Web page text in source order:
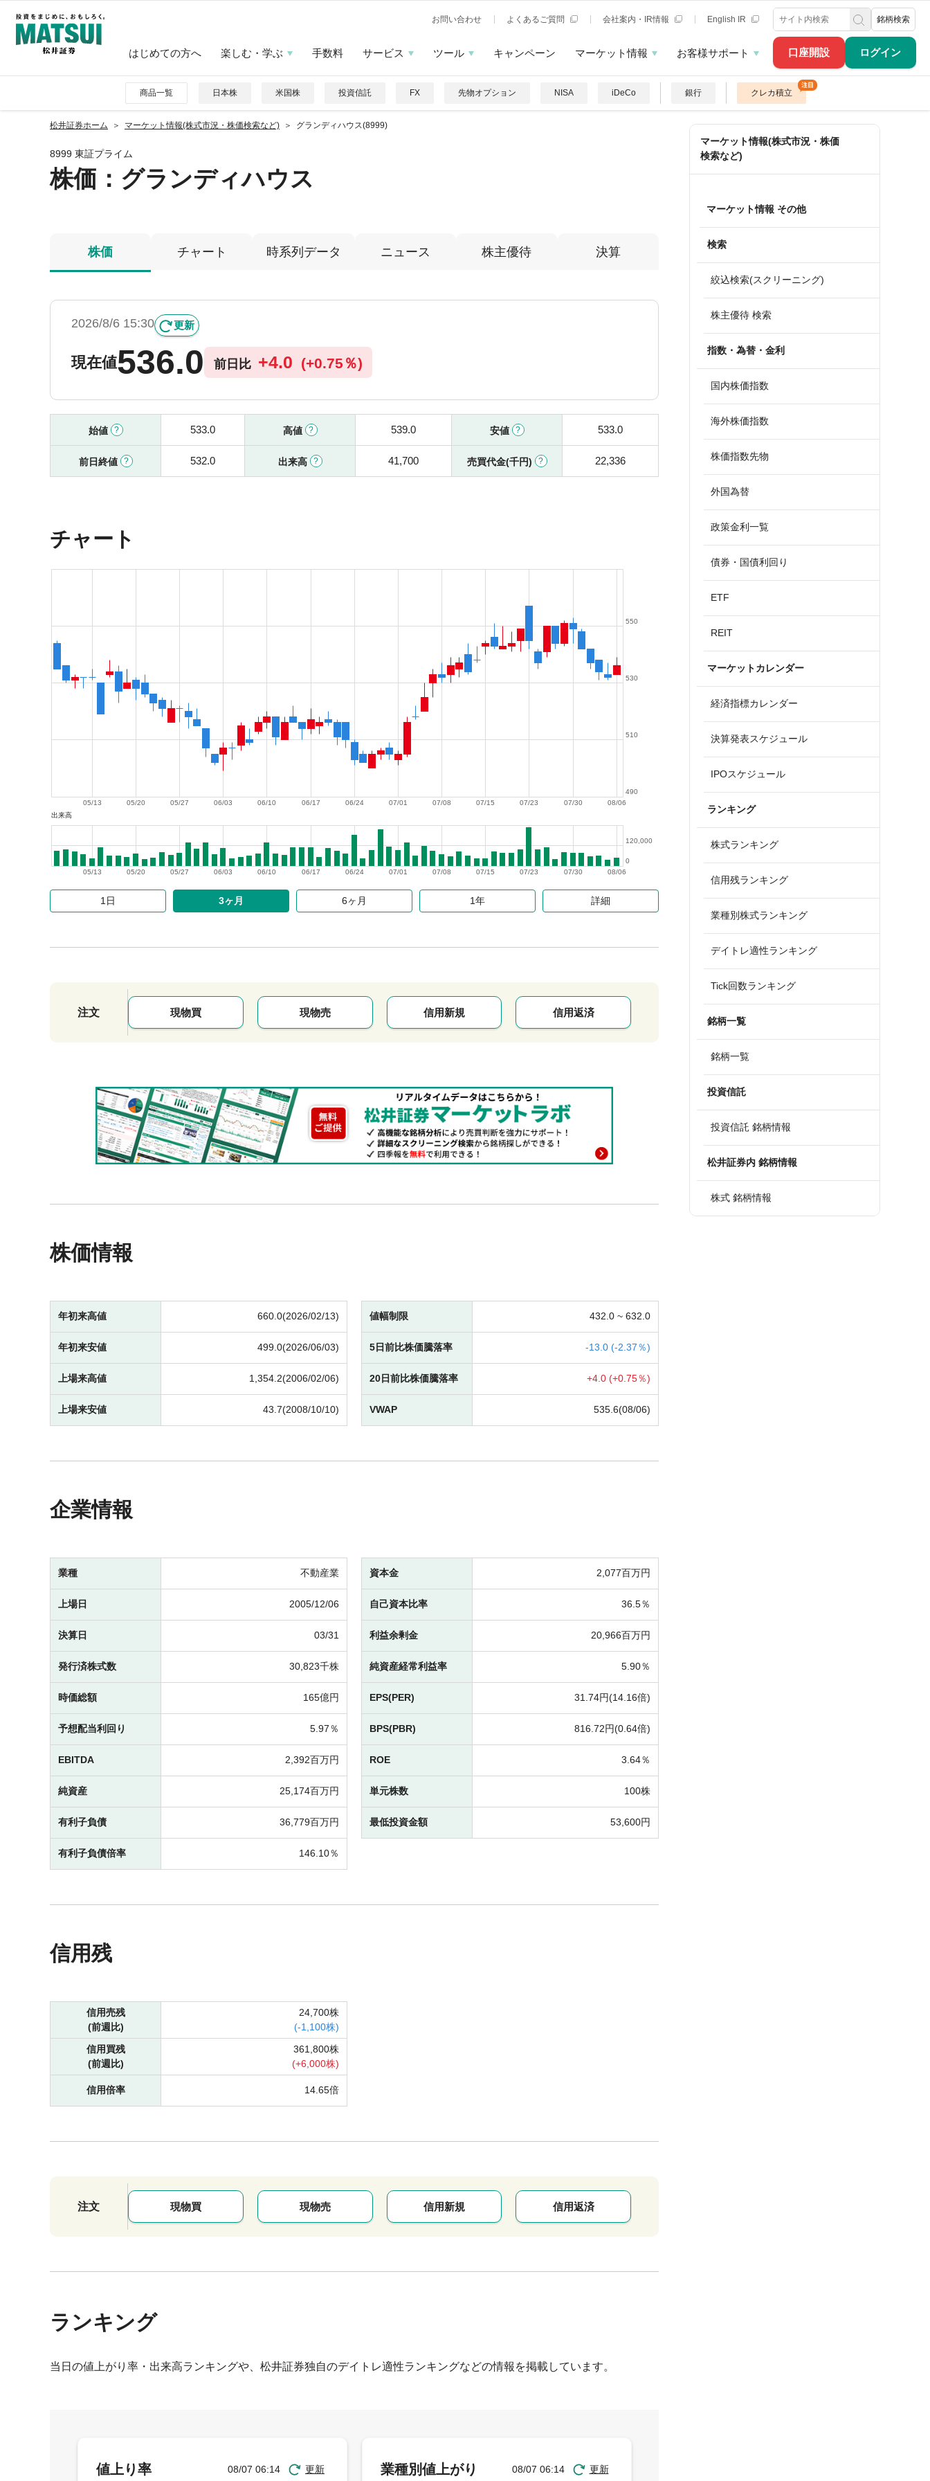
口座開設 ログイン
お問い合わせ よくあるご質問 会社案内・IR情報 English IR 銘柄検索
はじめての方へ 楽しむ・学ぶ 手数料 サービス ツール キャンペーン マーケット情報 お客様サポート
商品一覧 日本株 米国株 投資信託 FX 先物オプション NISA iDeCo 銀行 クレカ積立
松井証券ホーム マーケット情報(株式市況・株価検索など) グランディハウス(8999)
8999 東証プライム
株価 ：グランディハウス
株価 チャート 時系列データ ニュース 株主優待 決算
2026/8/6 15:30 更新
現在値536.0 前日比 +4.0 (+0.75％)
始値 533.0 高値 539.0 安値 533.0
前日終値 532.0 出来高 41,700 売買代金(千円) 22,336
チャート
08/06
07/30
07/23
07/15
07/08
07/01
06/24
06/17
06/10
06/03
05/27
05/20
05/13
490
510
530
550
出来高
08/06
07/30
07/23
07/15
07/08
07/01
06/24
06/17
06/10
06/03
05/27
05/20
05/13
0
120,000
1日 3ヶ月 6ヶ月 1年 詳細
注文 現物買 現物売 信用新規 信用返済
株価情報
年初来高値 660.0(2026/02/13)
年初来安値 499.0(2026/06/03)
上場来高値 1,354.2(2006/02/06)
上場来安値 43.7(2008/10/10)
値幅制限 432.0 ~ 632.0
5日前比株価騰落率 -13.0 (-2.37％)
20日前比株価騰落率 +4.0 (+0.75％)
VWAP 535.6(08/06)
企業情報
業種 不動産業
上場日 2005/12/06
決算日 03/31
発行済株式数 30,823千株
時価総額 165億円
予想配当利回り 5.97％
EBITDA 2,392百万円
純資産 25,174百万円
有利子負債 36,779百万円
有利子負債倍率 146.10％
資本金 2,077百万円
自己資本比率 36.5％
利益余剰金 20,966百万円
純資産経常利益率 5.90％
EPS(PER) 31.74円(14.16倍)
BPS(PBR) 816.72円(0.64倍)
ROE 3.64％
単元株数 100株
最低投資金額 53,600円
信用残
信用売残
(前週比)
24,700株
(-1,100株)
信用買残
(前週比)
361,800株
(+6,000株)
信用倍率 14.65倍
注文 現物買 現物売 信用新規 信用返済
ランキング
当日の値上がり率・出来高ランキングや、松井証券独自のデイトレ適性ランキングなどの情報を掲載しています。
マーケット情報(株式市況・株価
検索など)
マーケット情報 その他
検索
絞込検索(スクリーニング)
株主優待 検索
指数・為替・金利
国内株価指数
海外株価指数
株価指数先物
外国為替
政策金利一覧
債券・国債利回り
ETF
REIT
マーケットカレンダー
経済指標カレンダー
決算発表スケジュール
IPOスケジュール
ランキング
株式ランキング
信用残ランキング
業種別株式ランキング
デイトレ適性ランキング
Tick回数ランキング
銘柄一覧
銘柄一覧
投資信託
投資信託 銘柄情報
松井証券内 銘柄情報
株式 銘柄情報